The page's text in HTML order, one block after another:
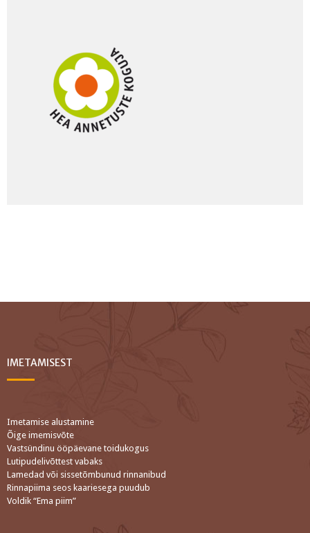
IMETAMISEST
Imetamise alustamine
Õige imemisvõte
Vastsündinu ööpäevane toidukogus
Lutipudelivõttest vabaks
Lamedad või sissetõmbunud rinnanibud
Rinnapiima seos kaariesega puudub
Voldik “Ema piim”